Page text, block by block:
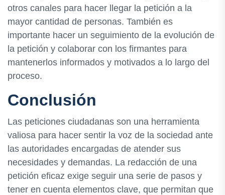
otros canales para hacer llegar la petición a la
mayor cantidad de personas. También es
importante hacer un seguimiento de la evolución de
la petición y colaborar con los firmantes para
mantenerlos informados y motivados a lo largo del
proceso.
Conclusión
Las peticiones ciudadanas son una herramienta
valiosa para hacer sentir la voz de la sociedad ante
las autoridades encargadas de atender sus
necesidades y demandas. La redacción de una
petición eficaz exige seguir una serie de pasos y
tener en cuenta elementos clave, que permitan que